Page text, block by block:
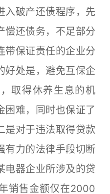
入破产还债程序，先
偿还债务，不足部分
带保证责任的企业分
好处是，避免互保企
取得休养生息的机
困难，同时也保证了
是对于违法取得贷款
有力的法律手段切断
电器企业所涉及的贷
销售金额仅在2000